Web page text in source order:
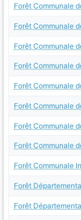
Forêt Communale
Forêt Communale
Forêt Communale
Forêt Communale
Forêt Communale
Forêt Communale
Forêt Communale
Forêt Communale
Forêt Communale
Forêt
Forêt